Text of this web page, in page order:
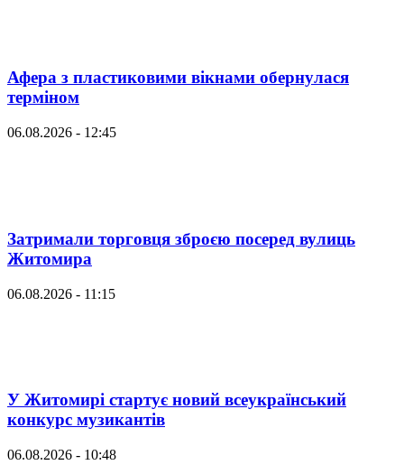
Афера з пластиковими вікнами обернулася
терміном
06.08.2026 - 12:45
Затримали торговця зброєю посеред вулиць
Житомира
06.08.2026 - 11:15
У Житомирі стартує новий всеукраїнський
конкурс музикантів
06.08.2026 - 10:48